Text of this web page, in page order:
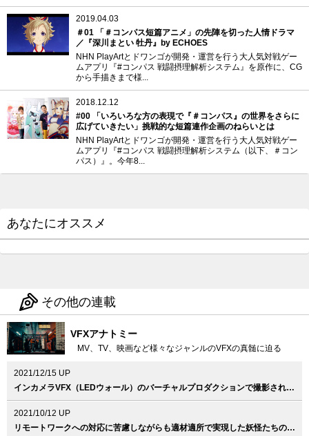
2019.04.03
＃01 「＃コンパス短篇アニメ」の先陣を切った人情ドラマ
／『深川まとい 牡丹』by ECHOES
NHN PlayArtとドワンゴが開発・運営を行う大人気対戦ゲー
ムアプリ『#コンパス 戦闘摂理解析システム』を原作に、CG
から手描きまで様...
2018.12.12
#00 「いろいろな方の表現で『＃コンパス』の世界をさらに
広げていきたい」挑戦的な短篇連作企画のねらいとは
NHN PlayArtとドワンゴが開発・運営を行う大人気対戦ゲー
ムアプリ『#コンパス 戦闘摂理解析システム（以下、＃コン
パス）』。今年8...
あなたにオススメ
その他の連載
VFXアナトミー
MV、TV、映画など様々なジャンルのVFXの真髄に迫る
2021/12/15 UP
インカメラVFX（LEDウォール）のバーチャルプロダクションで撮影された意欲作、Vaundy『泣き地蔵』MV
2021/10/12 UP
リモートワークへの対応に苦慮しながらも適材適所で実現した妖怪たちのVFX、映画『妖怪大戦争 ガーディアンズ』